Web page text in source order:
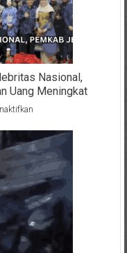
Nasional,
Uang Meningkat
pada
Red
Carpet
2026
Hadirkan
Selebritas
Nasional,
Pemkab
Jember
Optimistis
Putaran